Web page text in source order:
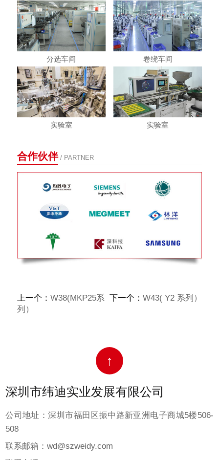
分选车间 卷绕车间
实验室 实验室
合作伙伴/ PARTNER
上一个： W38(MKP25系
列）
下一个：W43( Y2 系列）
↑
深圳市纬迪实业发展有限公司
公司地址：深圳市福田区振中路新亚洲电子商城5楼506-
508
联系邮箱：wd@szweidy.com